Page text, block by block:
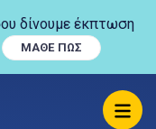
δίνουμε έκπτωση
ΜΑΘΕ ΠΩΣ